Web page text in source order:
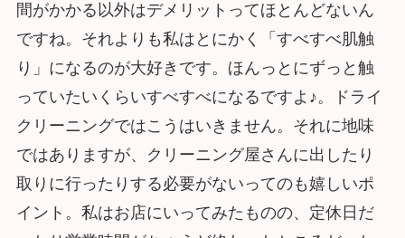
間がかかる以外はデメリットってほとんどないん
ですね。それよりも私はとにかく「すべすべ肌触
り」になるのが大好きです。ほんっとにずっと触
っていたいくらいすべすべになるですよ♪。ドライ
クリーニングではこうはいきません。それに地味
ではありますが、クリーニング屋さんに出したり
取りに行ったりする必要がないってのも嬉しいポ
イント。私はお店にいってみたものの、定休日だ